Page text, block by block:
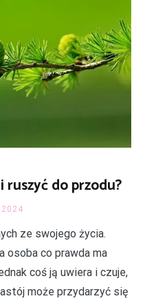
ruszyć do przodu?
ze swojego życia.
osoba co prawda ma
coś ją uwiera i czuje,
może przydarzyć się